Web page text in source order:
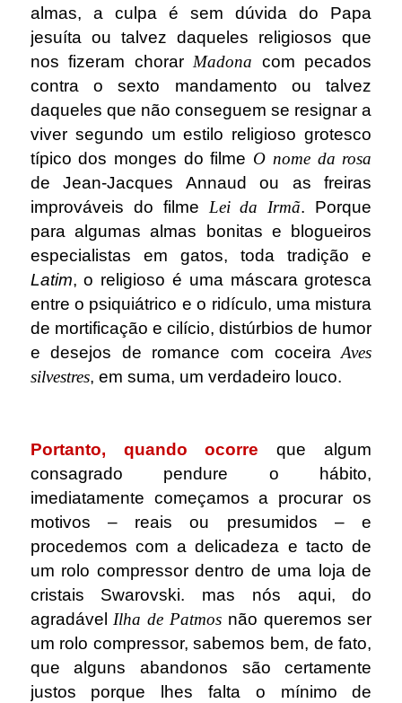
almas, a culpa é sem dúvida do Papa
jesuíta ou talvez daqueles religiosos que
nos fizeram chorarMadona com pecados
contra o sexto mandamento ou talvez
daqueles que não conseguem se resignar a
viver segundo um estilo religioso grotesco
típico dos monges do filme O nome da rosa
de Jean-Jacques Annaud ou as freiras
improváveis ​​do filme Lei da Irmã. Porque
para algumas almas bonitas e blogueiros
especialistas em gatos, toda tradição e
Latim, o religioso é uma máscara grotesca
entre o psiquiátrico e o ridículo, uma mistura
de mortificação e cilício, distúrbios de humor
e desejos de romance com coceiraAves
silvestres, em suma, um verdadeiro louco.
Portanto, quando ocorre
que algum
consagrado pendure o hábito,
imediatamente começamos a procurar os
motivos – reais ou presumidos – e
procedemos com a delicadeza e tacto de
um rolo compressor dentro de uma loja de
cristais Swarovski. mas nós aqui, do
agradávelIlha de Patmos não queremos ser
um rolo compressor, sabemos bem, de fato,
que alguns abandonos são certamente
justos porque lhes falta o mínimo de